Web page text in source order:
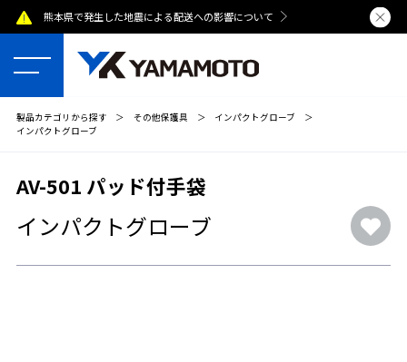
熊本県で発生した地震による配送への影響について 夏季休業
製品カテゴリから探す ＞ その他保護具 ＞ インパクトグローブ
＞
インパクトグローブ
AV-501 パッド付手袋
インパクトグローブ